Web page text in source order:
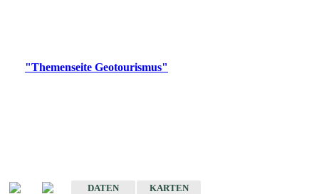
"Themenseite Geotourismus"
DATEN
KARTEN